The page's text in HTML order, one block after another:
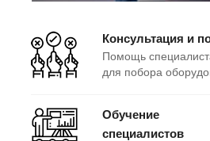
Консультация и
Помощь
для побора
Обучение
специалистов